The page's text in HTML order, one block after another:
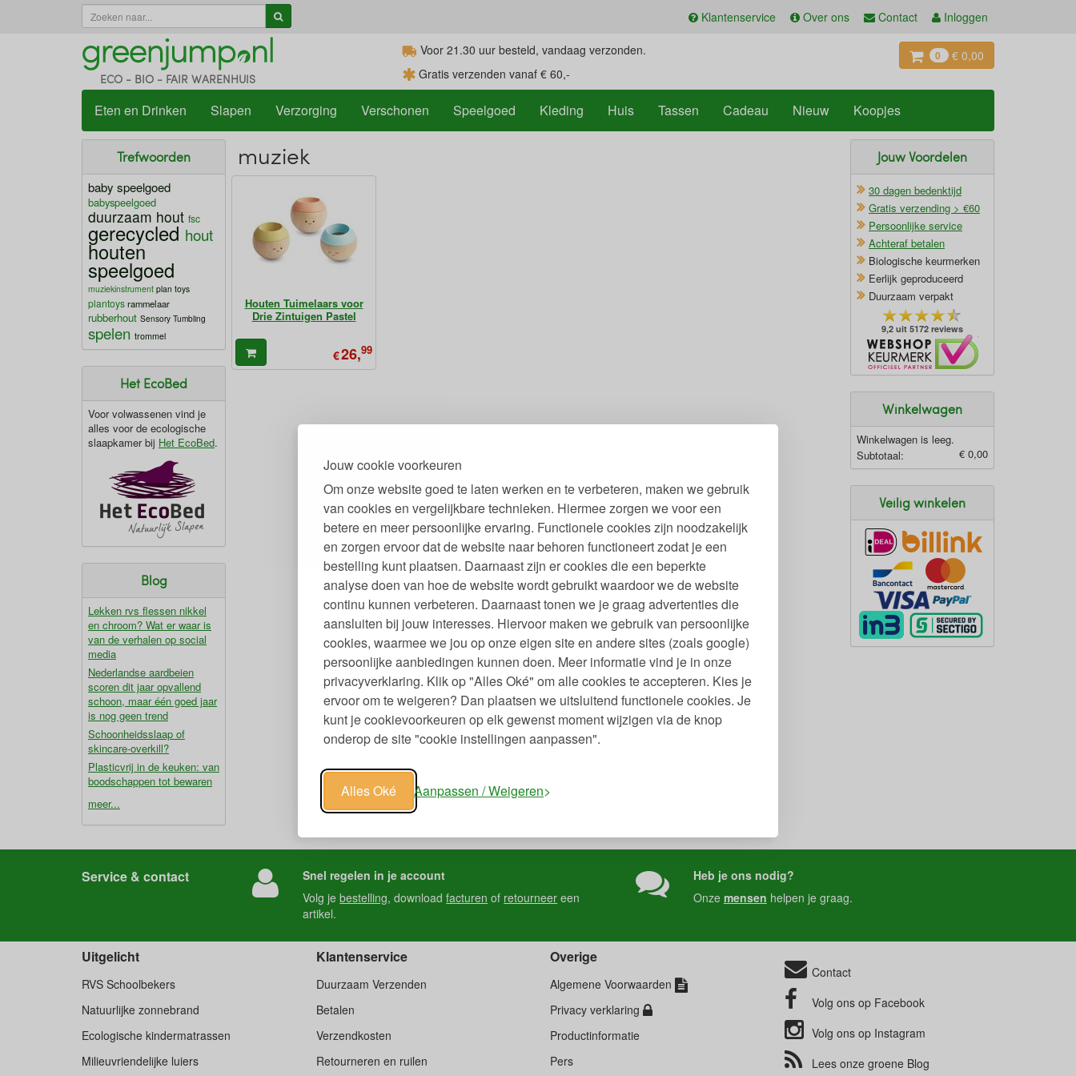
Jouw cookie voorkeuren
Om onze website goed te laten werken en te verbeteren, maken we gebruik
van cookies en vergelijkbare technieken. Hiermee zorgen we voor een
betere en meer persoonlijke ervaring. Functionele cookies zijn noodzakelijk
en zorgen ervoor dat de website naar behoren functioneert zodat je een
bestelling kunt plaatsen. Daarnaast zijn er cookies die een beperkte
analyse doen van hoe de website wordt gebruikt waardoor we de website
continu kunnen verbeteren. Daarnaast tonen we je graag advertenties die
aansluiten bij jouw interesses. Hiervoor maken we gebruik van persoonlijke
cookies, waarmee we jou op onze eigen site en andere sites (zoals google)
persoonlijke aanbiedingen kunnen doen. Meer informatie vind je in onze
privacyverklaring. Klik op "Alles Oké" om alle cookies te accepteren. Kies je
ervoor om te weigeren? Dan plaatsen we uitsluitend functionele cookies. Je
kunt je cookievoorkeuren op elk gewenst moment wijzigen via de knop
onderop de site "cookie instellingen aanpassen".
Alles Oké Aanpassen / Weigeren
Klantenservice Over ons Contact Inloggen
ECO - BIO - FAIR WARENHUIS
0 € 0,00
Voor 21.30 uur besteld, vandaag verzonden.
Gratis verzenden vanaf € 60,-
Eten en Drinken Slapen Verzorging Verschonen Speelgoed Kleding Huis Tassen Cadeau Nieuw Koopjes
Trefwoorden
baby speelgoed
babyspeelgoed
duurzaam hout fsc
gerecycled hout
houten
speelgoed
muziekinstrument plan toys
plantoysrammelaar
rubberhout Sensory Tumbling
spelen trommel
Het EcoBed
Voor volwassenen vind je
alles voor de ecologische
slaapkamer bij Het EcoBed.
Blog
Lekken rvs flessen nikkel
en chroom? Wat er waar is
van de verhalen op social
media
Nederlandse aardbeien
scoren dit jaar opvallend
schoon, maar één goed jaar
is nog geen trend
Schoonheidsslaap of
skincare-overkill?
Plasticvrij in de keuken: van
boodschappen tot bewaren
meer...
muziek
Houten Tuimelaars voor
Drie Zintuigen Pastel
€26,99
Jouw Voordelen
30 dagen bedenktijd
Gratis verzending > €60
Persoonlijke service
Achteraf betalen
Biologische keurmerken
Eerlijk geproduceerd
Duurzaam verpakt
9,2 uit 5172 reviews
Winkelwagen
Winkelwagen is leeg.
Subtotaal:
€ 0,00
Veilig winkelen
Service & contact
Snel regelen in je account
Volg jebestelling, downloadfacturen of retourneer een
artikel.
Heb je ons nodig?
Onze mensen helpen je graag.
Klantenservice
Duurzaam Verzenden
Betalen
Verzendkosten
Retourneren en ruilen
Uitgelicht
RVS Schoolbekers
Natuurlijke zonnebrand
Ecologische kindermatrassen
Milieuvriendelijke luiers
Overige
Algemene Voorwaarden
Privacy verklaring
Productinformatie
Pers
Contact
Volg ons op Facebook
Volg ons op Instagram
Lees onze groene Blog